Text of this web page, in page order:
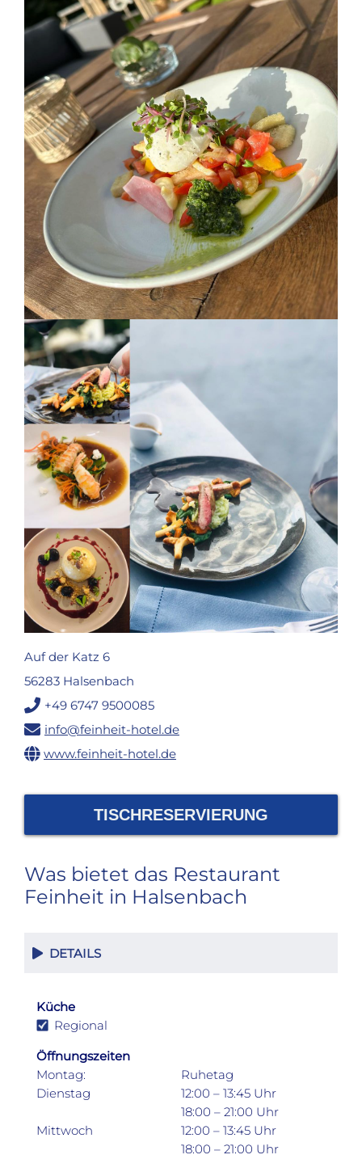
Auf der Katz 6
56283 Halsenbach
+49 6747 9500085
info@feinheit-hotel.de
www.feinheit-hotel.de
TISCHRESERVIERUNG
Was bietet das Restaurant
Feinheit in Halsenbach
DETAILS
Küche
Regional
Öffnungszeiten
Montag:
Ruhetag
Dienstag
12:00 – 13:45 Uhr
18:00 – 21:00 Uhr
Mittwoch
12:00 – 13:45 Uhr
18:00 – 21:00 Uhr